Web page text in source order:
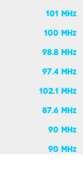
101 MHz
100 MHz
98.8 MHz
97.4 MHz
102.1 MHz
87.6 MHz
90 MHz
90 MHz